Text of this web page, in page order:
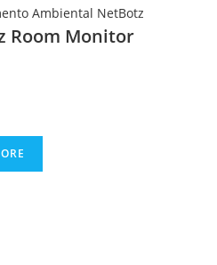
Ambiental NetBotz
Room Monitor